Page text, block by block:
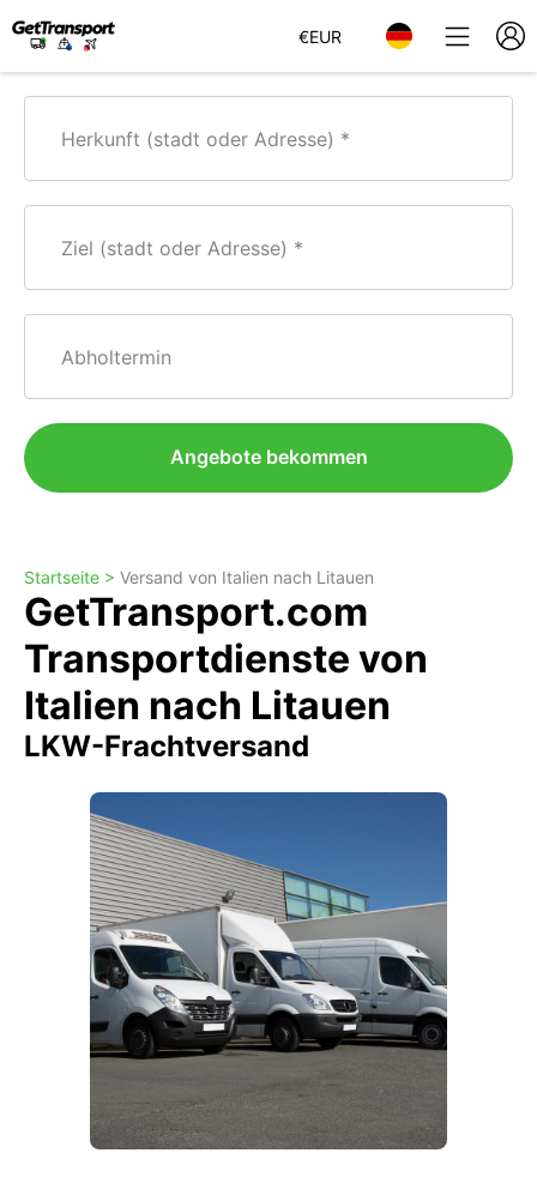
€EUR
Herkunft (stadt oder Adresse)
Ziel (stadt oder Adresse)
Abholtermin
Angebote bekommen
Startseite > Versand von Italien nach Litauen
GetTransport.com
Transportdienste von
Italien nach Litauen
LKW-Frachtversand